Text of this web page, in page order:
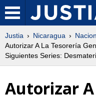
Justia Nicaragua
Autorizar A La Tesorería
Siguientes Series:
Autorizar